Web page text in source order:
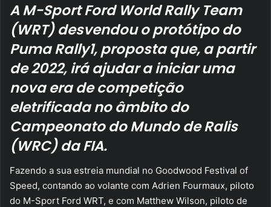
A M-Sport Ford World Rally Team
(WRT) desvendou o protótipo do
Puma Rally1, proposta que, a partir
de 2022, irá ajudar a iniciar uma
nova era de competição
eletrificada no âmbito do
Campeonato do Mundo de Ralis
(WRC) da FIA.
Fazendo a sua estreia mundial no Goodwood Festival of
Speed, contando ao volante com Adrien Fourmaux, piloto
do M-Sport Ford WRT, e com Matthew Wilson, piloto de